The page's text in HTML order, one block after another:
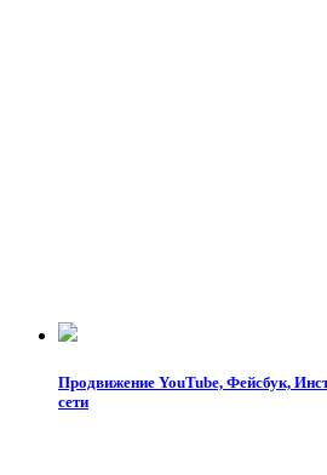
Продвижение YouTube, Фейсбук,
сети